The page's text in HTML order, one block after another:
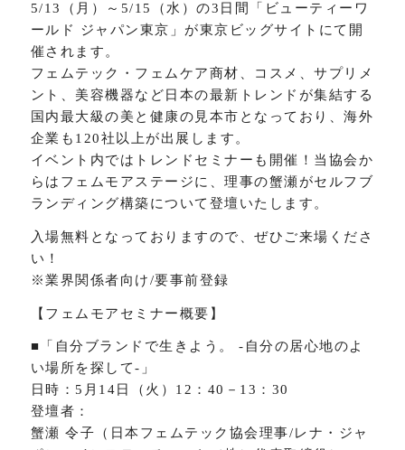
5/13（月）～5/15（水）の3日間「ビューティーワ
ールド ジャパン東京」が東京ビッグサイトにて開
催されます。
フェムテック・フェムケア商材、コスメ、サプリメ
ント、美容機器など日本の最新トレンドが集結する
国内最大級の美と健康の見本市となっており、海外
企業も120社以上が出展します。
イベント内ではトレンドセミナーも開催！当協会か
らはフェムモアステージに、理事の蟹瀬がセルフブ
ランディング構築について登壇いたします。
入場無料となっておりますので、ぜひご来場くださ
い！
※業界関係者向け/要事前登録
【フェムモアセミナー概要】
■「自分ブランドで生きよう。 ‐自分の居心地のよ
い場所を探して‐」
日時：5月14日（火）12：40－13：30
登壇者：
蟹瀬 令子（日本フェムテック協会理事/レナ・ジャ